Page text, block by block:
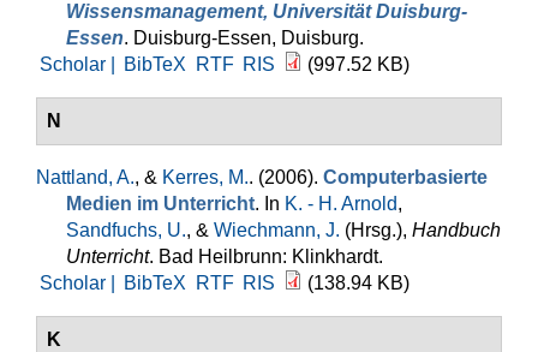
Wissensmanagement, Universität Duisburg-
Essen. Duisburg-Essen, Duisburg.
Scholar |
BibTeX RTF RIS (997.52 KB)
N
Nattland, A., & Kerres, M.. (2006). Computerbasierte
Medien im Unterricht. In K. - H. Arnold,
Sandfuchs, U., & Wiechmann, J. (Hrsg.), Handbuch
Unterricht. Bad Heilbrunn: Klinkhardt.
Scholar |
BibTeX RTF RIS (138.94 KB)
K